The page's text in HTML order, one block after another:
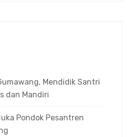
Mendidik Santri
dan Mandiri
Pondok Pesantren